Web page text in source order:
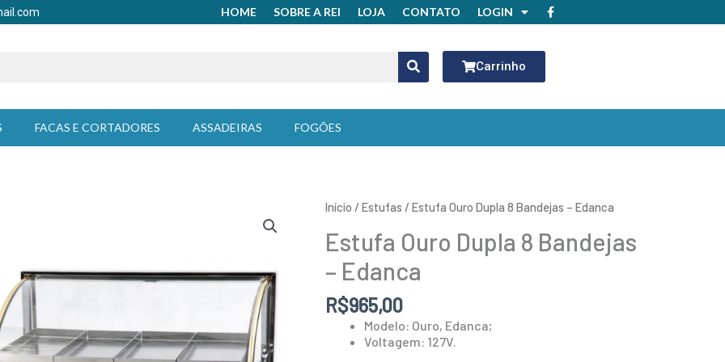
HOME SOBRE A REI LOJA CONTATO LOGIN
F
a
Carrinho
FACAS E CORTADORES ASSADEIRAS FOGÕES
Início / Estufas / Estufa Ouro Dupla 8 Bandejas – Edanca
Estufa Ouro Dupla 8 Bandejas
– Edanca
R$965,00
Modelo: Ouro, Edanca;
Voltagem: 127V.